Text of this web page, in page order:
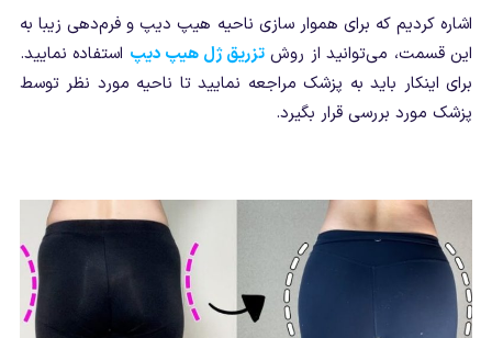
اشاره کردیم که برای هموار سازی ناحیه هیپ دیپ و فرم‌دهی زیبا به
این قسمت، می‌توانید از روش تزریق ژل هیپ دیپ استفاده نمایید.
برای اینکار باید به پزشک مراجعه نمایید تا ناحیه مورد نظر توسط
پزشک مورد بررسی قرار بگیرد.